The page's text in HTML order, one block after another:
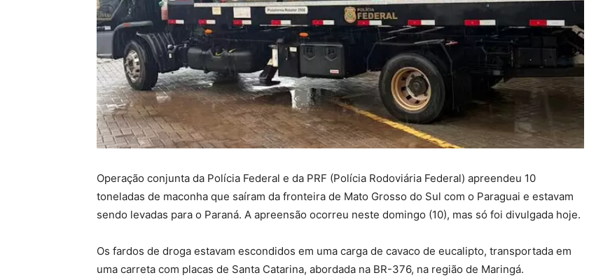
Operação conjunta da Polícia Federal e da PRF (Polícia Rodoviária Federal) apreendeu 10
toneladas de maconha que saíram da fronteira de Mato Grosso do Sul com o Paraguai e estavam
sendo levadas para o Paraná. A apreensão ocorreu neste domingo (10), mas só foi divulgada hoje.
Os fardos de droga estavam escondidos em uma carga de cavaco de eucalipto, transportada em
uma carreta com placas de Santa Catarina, abordada na BR-376, na região de Maringá.